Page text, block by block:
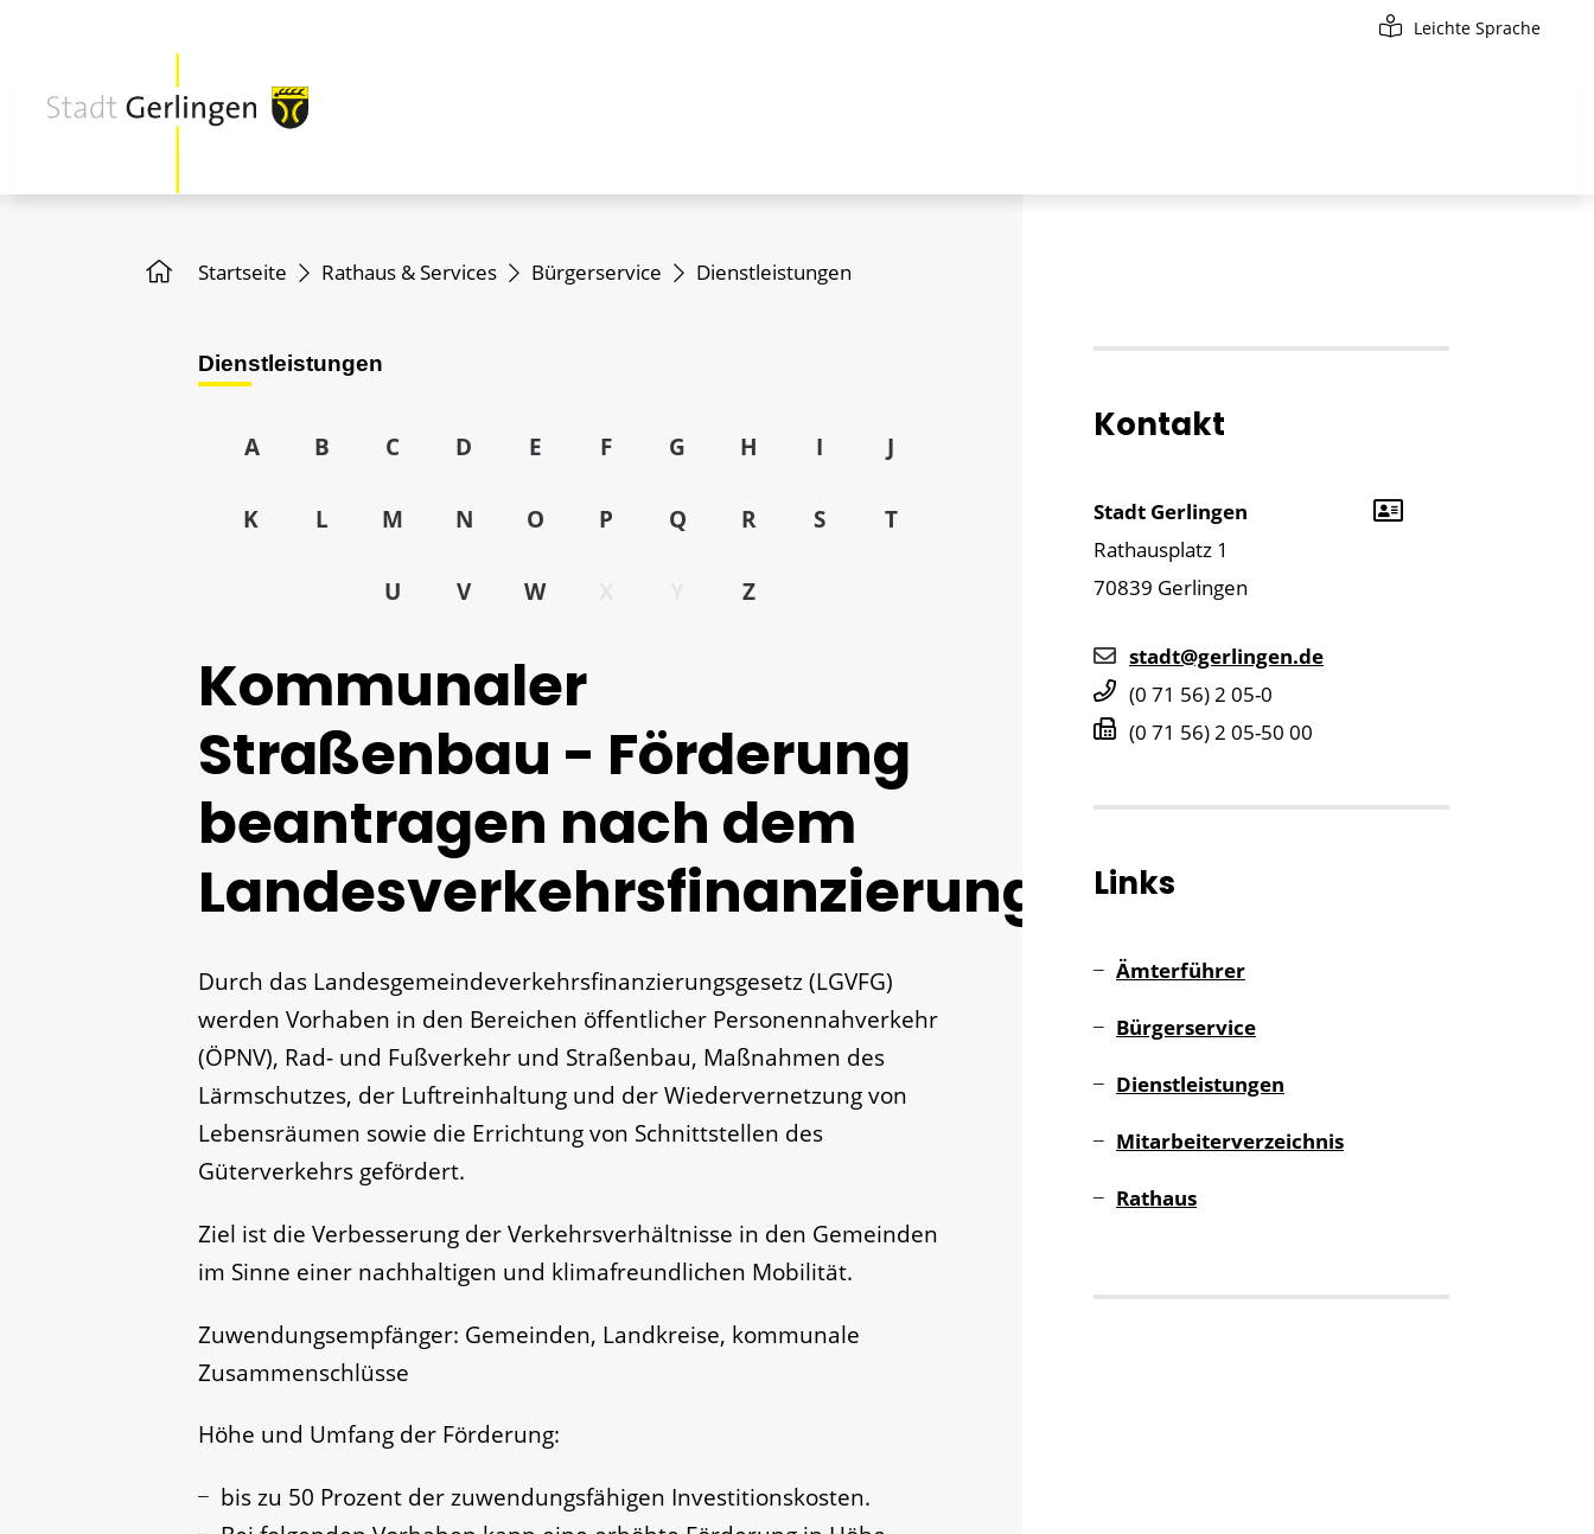
Leichte Sprache
Startseite Rathaus & Services Bürgerservice Dienstleistungen
Dienstleistungen
A B C D E F G H I J
K L M N O P Q R S T
U V W Z
Kommunaler
Straßenbau - Förderung
beantragen nach dem
Landesverkehrsfinanzierungsgesetz
Durch das Landesgemeindeverkehrsfinanzierungsgesetz (LGVFG)
werden Vorhaben in den Bereichen öffentlicher Personennahverkehr
(ÖPNV), Rad- und Fußverkehr und Straßenbau, Maßnahmen des
Lärmschutzes, der Luftreinhaltung und der Wiedervernetzung von
Lebensräumen sowie die Errichtung von Schnittstellen des
Güterverkehrs gefördert.
Ziel ist die Verbesserung der Verkehrsverhältnisse in den Gemeinden
im Sinne einer nachhaltigen und klimafreundlichen Mobilität.
Zuwendungsempfänger: Gemeinden, Landkreise, kommunale
Zusammenschlüsse
Höhe und Umfang der Förderung:
bis zu 50 Prozent der zuwendungsfähigen Investitionskosten.
Kontakt
Stadt Gerlingen
Rathausplatz 1
70839 Gerlingen
stadt@gerlingen.de
(0 71 56) 2 05-0
(0 71 56) 2 05-50 00
Links
Ämterführer
Bürgerservice
Dienstleistungen
Mitarbeiterverzeichnis
Rathaus